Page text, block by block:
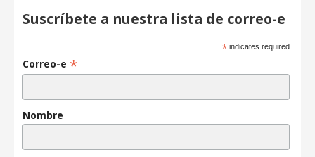
Suscríbete a nuestra lista de correo-e
* indicates required
Correo-e *
Nombre